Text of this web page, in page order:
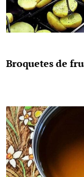
Broquetes de